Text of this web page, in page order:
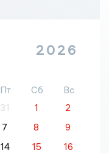
2026
Пт Сб
Вс
31 1
2
7 8
9
14 15
16